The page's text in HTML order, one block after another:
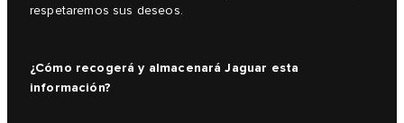
respetaremos sus deseos.
¿Cómo recogerá y almacenará Jaguar esta
información?